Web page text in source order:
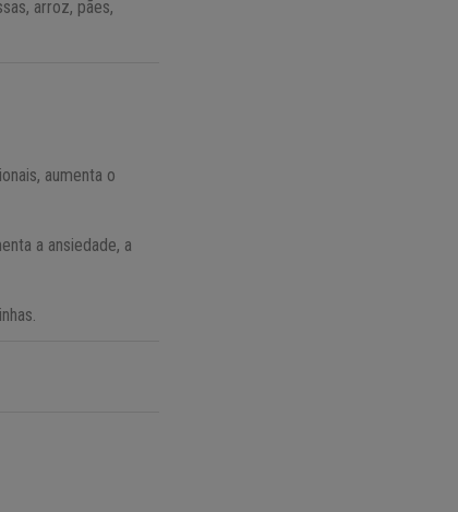
arroz, pães,
aumenta o
a ansiedade, a